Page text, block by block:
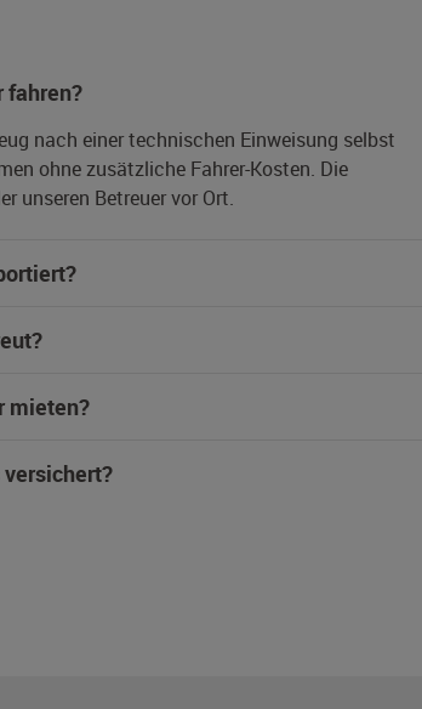
fahren?
nach einer technischen Einweisung selbst
ohne zusätzliche Fahrer-Kosten. Die
unseren Betreuer vor Ort.
mieten?
versichert?